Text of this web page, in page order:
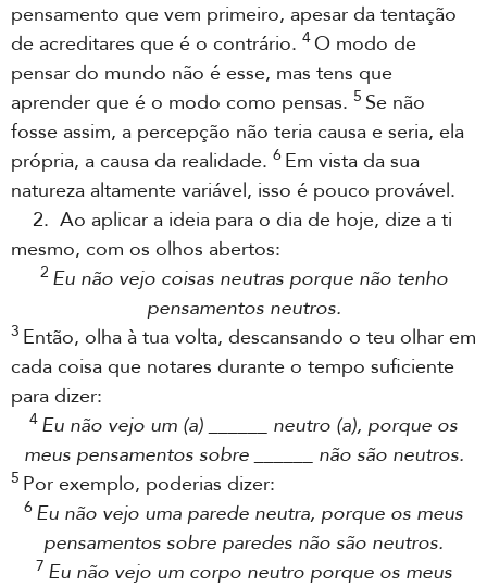
pensamento que vem primeiro, apesar da tentação
de acreditares que é o contrário. 4O modo de
pensar do mundo não é esse, mas tens que
aprender que é o modo como pensas. 5 Se não
fosse assim, a percepção não teria causa e seria, ela
própria, a causa da realidade. 6 Em vista da sua
natureza altamente variável, isso é pouco provável.
2. Ao aplicar a ideia para o dia de hoje, dize a ti
mesmo, com os olhos abertos:
2 Eu não vejo coisas neutras porque não tenho
pensamentos neutros.
3 Então, olha à tua volta, descansando o teu olhar em
cada coisa que notares durante o tempo suficiente
para dizer:
4 Eu não vejo um (a) ______ neutro (a), porque os
meus pensamentos sobre ______ não são neutros.
5 Por exemplo, poderias dizer:
6 Eu não vejo uma parede neutra, porque os meus
pensamentos sobre paredes não são neutros.
7 Eu não vejo um corpo neutro porque os meus